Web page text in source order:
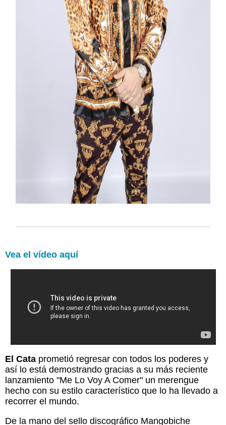
Vea el vídeo aquí
El Cata prometió regresar con todos los poderes y
así lo está demostrando gracias a su más reciente
lanzamiento "Me Lo Voy A Comer" un merengue
hecho con su estilo característico que lo ha llevado a
recorrer el mundo.
De la mano del sello discográfico Mangobiche